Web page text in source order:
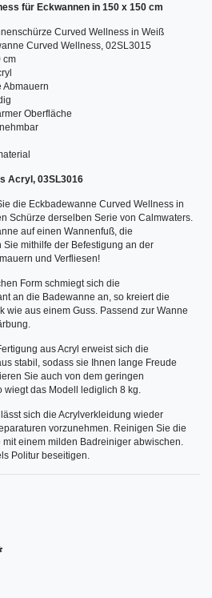
für Eckwannen in 150 x 150 cm
Curved Wellness in Weiß
Curved Wellness, 02SL3015
cm
Abmauern
Oberfläche
Acryl, 03SL3016
die Eckbadewanne Curved Wellness in
Schürze derselben Serie von Calmwaters.
auf einen Wannenfuß, die
mithilfe der Befestigung an der
und Verfliesen!
Form schmiegt sich die
an die Badewanne an, so kreiert die
wie aus einem Guss. Passend zur Wanne
aus Acryl erweist sich die
stabil, sodass sie Ihnen lange Freude
Sie auch von dem geringen
das Modell lediglich 8 kg.
sich die Acrylverkleidung wieder
vorzunehmen. Reinigen Sie die
einem milden Badreiniger abwischen.
Politur beseitigen.